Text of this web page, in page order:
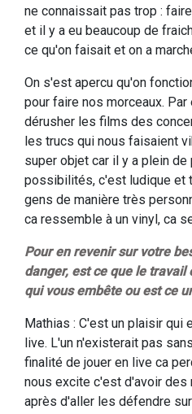
ne connaissait pas trop :
et il y a eu beaucoup de
ce qu'on faisait et on a
On s'est apercu qu'on
pour faire nos morceaux. Par
dérusher les films des
les trucs qui nous faisaient
super objet car il y a plein de
possibilités, c'est ludique et
gens de manière très
ca ressemble à un vinyl, ca
Pour en revenir sur votre
danger, est ce que le
qui vous embête ou est ce
Mathias : C'est un plaisir qui
live. L'un n'existerait pas
finalité de jouer en live ca
nous excite c'est d'avoir des
après d'aller les défendre